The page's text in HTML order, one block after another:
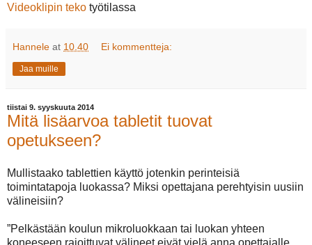
Videoklipin teko työtilassa
Hannele at 10.40 Ei kommentteja:
Jaa muille
tiistai 9. syyskuuta 2014
Mitä lisäarvoa tabletit tuovat
opetukseen?
Mullistaako tablettien käyttö jotenkin perinteisiä
toimintatapoja luokassa? Miksi opettajana perehtyisin uusiin
välineisiin?
”Pelkästään koulun mikroluokkaan tai luokan yhteen